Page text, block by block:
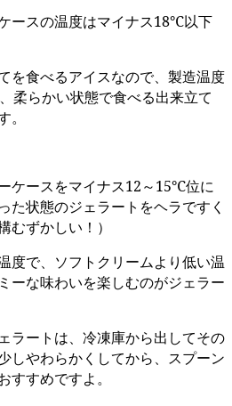
ースの温度はマイナス18℃以下
を食べるアイスなので、製造温度
柔らかい状態で食べる出来立て
ケースをマイナス12～15℃位に
た状態のジェラートをヘラですく
むずかしい！）
度で、ソフトクリームより低い温
ーな味わいを楽しむのがジェラー
ラートは、冷凍庫から出してその
しやわらかくしてから、スプーン
すすめですよ。